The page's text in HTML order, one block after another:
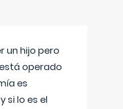
un hijo pero
operado
es
si lo es el